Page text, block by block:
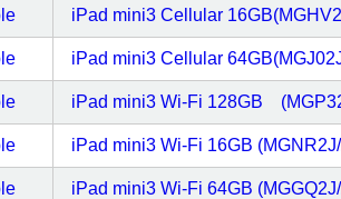
iPad mini3 Cellular
iPad mini3 Cellular
iPad mini3 Wi-Fi 128GB
iPad mini3 Wi-Fi 16GB
iPad mini3 Wi-Fi 64GB